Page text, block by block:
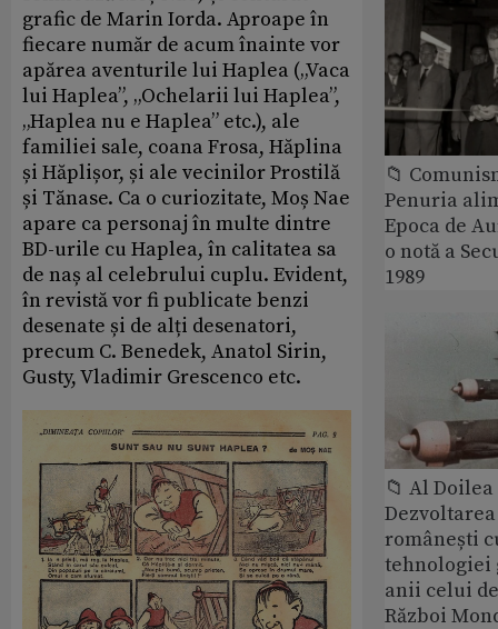
grafic de Marin Iorda. Aproape în
fiecare număr de acum înainte vor
apărea aventurile lui Haplea („Vaca
lui Haplea”, „Ochelarii lui Haplea”,
„Haplea nu e Haplea” etc.), ale
familiei sale, coana Frosa, Hăplina
și Hăplișor, și ale vecinilor Prostilă
și Tănase. Ca o curiozitate, Moș Nae
apare ca personaj în multe dintre
BD-urile cu Haplea, în calitatea sa
de naș al celebrului cuplu. Evident,
în revistă vor fi publicate benzi
desenate și de alți desenatori,
precum C. Benedek, Anatol Sirin,
Gusty, Vladimir Grescenco etc.
📁
Penuria
Epoca de
o notă a
1989
📁 Al
românești
tehnologiei
anii celui
Război